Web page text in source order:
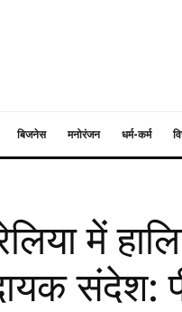
बिजनेस मनोरंजन धर्म-कर्म
में
संदेश: